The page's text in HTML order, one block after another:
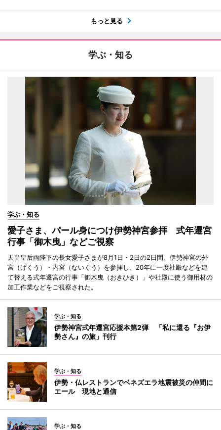
もっと見る
学ぶ・知る
学ぶ・知る
愛子さま、パール身につけ伊勢神宮参拝 式年遷宮
行事「御木曳」などご視察
天皇皇后両陛下の長女愛子さまが8月1日・2日の2日間、伊勢神宮の外
宮（げくう）・内宮（ないくう）を参拝し、20年に一度社殿などを建
て替える式年遷宮の行事「御木曳（おきひき）」や社殿に使う御用材の
加工作業などをご視察された。
学ぶ・知る
伊勢神宮式年遷宮応援本第2弾 「私に還る『お伊
勢さん』の旅」刊行
学ぶ・知る
伊勢・仏レストランでベネズエラ地震被災の仲間に
エール 現地と通信
学ぶ・知る